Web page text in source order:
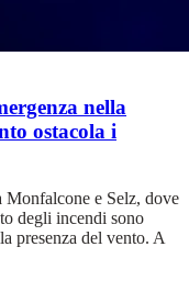
nella
ostacola i
Monfalcone e Selz, dove
degli incendi sono
presenza del vento. A